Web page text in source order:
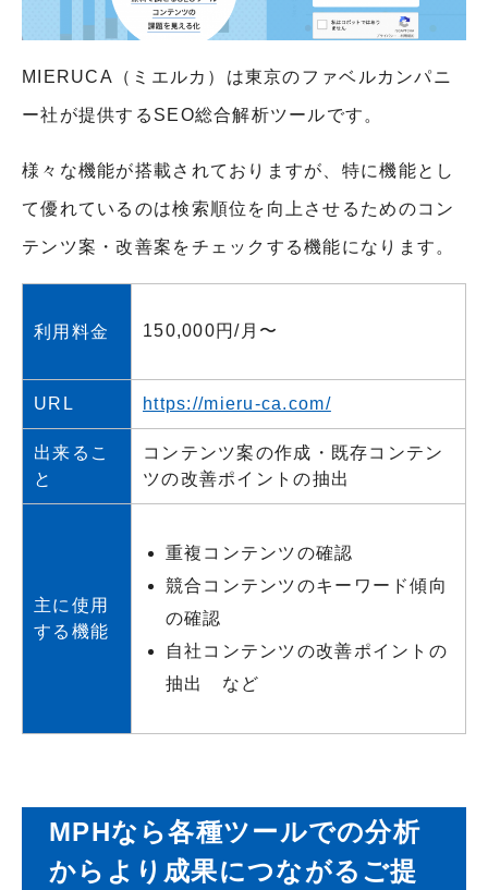
MIERUCA（ミエルカ）は東京のファベルカンパニ
ー社が提供するSEO総合解析ツールです。
様々な機能が搭載されておりますが、特に機能とし
て優れているのは検索順位を向上させるためのコン
テンツ案・改善案をチェックする機能になります。
利用料金 150,000円/月〜
URL https://mieru-ca.com/
出来るこ
と
コンテンツ案の作成・既存コンテン
ツの改善ポイントの抽出
主に使用
する機能
重複コンテンツの確認
競合コンテンツのキーワード傾向
の確認
自社コンテンツの改善ポイントの
抽出 など
MPHなら各種ツールでの分析
からより成果につながるご提